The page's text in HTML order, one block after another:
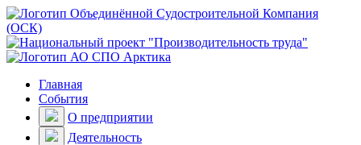
Главная
События
О предприятии
Деятельность